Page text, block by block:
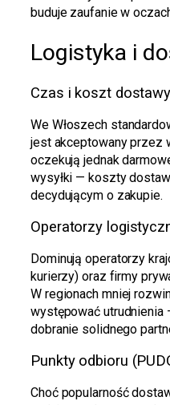
buduje zaufanie w
Logistyka i
Czas i koszt dostawy
We Włoszech
jest akceptowany przez
oczekują jednak
wysyłki — koszty
decydującym o zakupie.
Operatorzy
Dominują operatorzy
kurierzy) oraz firmy
W regionach mniej
występować
dobranie solidnego
Punkty odbioru
Choć popularność